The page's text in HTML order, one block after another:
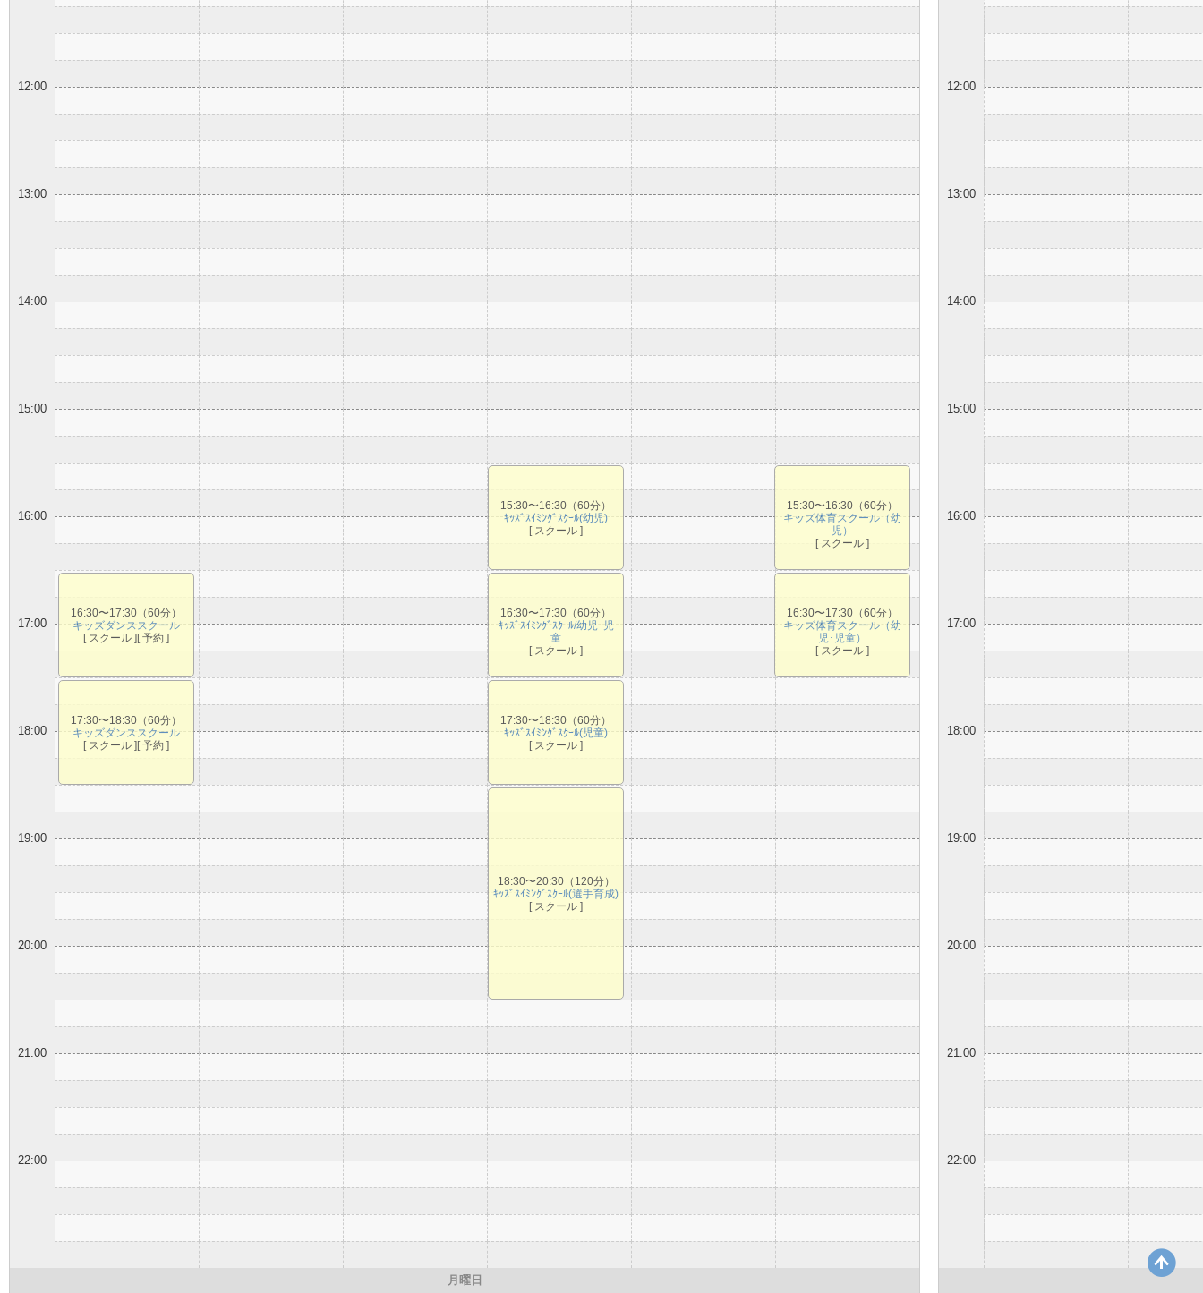
12:00
13:00
14:00
15:00
16:00
17:00
18:00
19:00
20:00
21:00
22:00
月曜日
16:30〜17:30（60分）
キッズダンススクール
[ スクール ][ 予約 ]
17:30〜18:30（60分）
キッズダンススクール
[ スクール ][ 予約 ]
15:30〜16:30（60分）
ｷｯｽﾞｽｲﾐﾝｸﾞｽｸｰﾙ(幼児)
[ スクール ]
16:30〜17:30（60分）
ｷｯｽﾞｽｲﾐﾝｸﾞｽｸｰﾙ/幼児･児
童
[ スクール ]
17:30〜18:30（60分）
ｷｯｽﾞｽｲﾐﾝｸﾞｽｸｰﾙ(児童)
[ スクール ]
18:30〜20:30（120分）
ｷｯｽﾞｽｲﾐﾝｸﾞｽｸｰﾙ(選手育成)
[ スクール ]
15:30〜16:30（60分）
キッズ体育スクール（幼
児）
[ スクール ]
16:30〜17:30（60分）
キッズ体育スクール（幼
児･児童）
[ スクール ]
12:00
13:00
14:00
15:00
16:00
17:00
18:00
19:00
20:00
21:00
22:00